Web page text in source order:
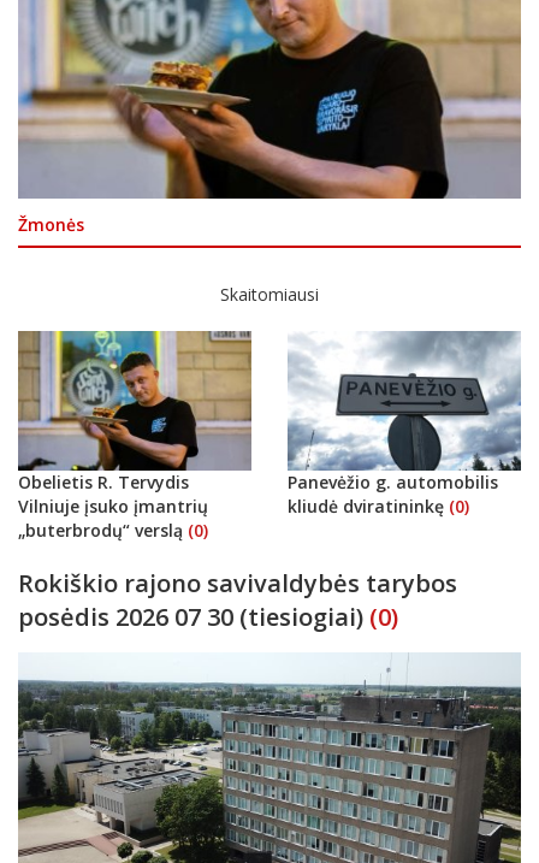
Žmonės
Skaitomiausi
Obelietis R. Tervydis
Vilniuje įsuko įmantrių
„buterbrodų“ verslą (0)
Panevėžio g. automobilis
kliudė dviratininkę (0)
Rokiškio rajono savivaldybės tarybos
posėdis 2026 07 30 (tiesiogiai) (0)